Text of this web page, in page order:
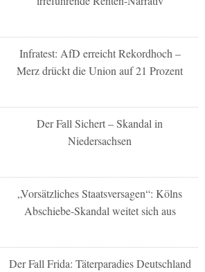
Infratest: AfD erreicht Rekordhoch –
Merz drückt die Union auf 21 Prozent
Der Fall Sichert – Skandal in
Niedersachsen
„Vorsätzliches Staatsversagen“: Kölns
Abschiebe-Skandal weitet sich aus
Der Fall Frida: Täterparadies Deutschland